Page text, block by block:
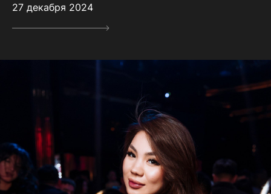
27 декабря 2024